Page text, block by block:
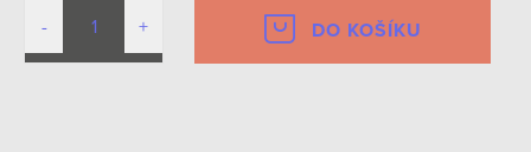
DO KOŠÍKU